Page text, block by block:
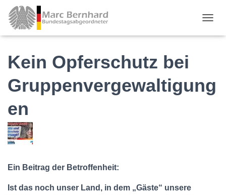
Kein Opferschutz bei
Gruppenvergewaltigung
en
Ein Beitrag der Betroffenheit:
Ist das noch unser Land, in dem „Gäste“ unsere